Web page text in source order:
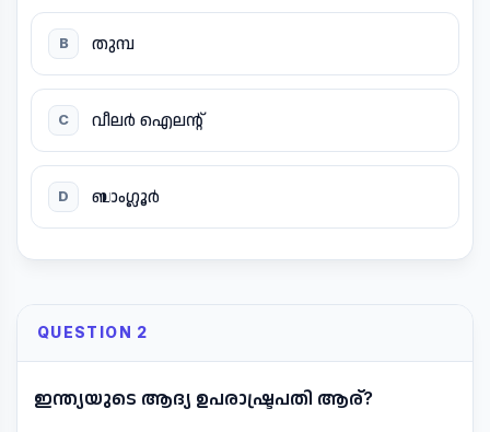
B തുമ്പ
C വീലർ ഐലന്റ്
D ബാംഗ്ലൂർ
QUESTION 2
ഇന്ത്യയുടെ ആദ്യ ഉപരാഷ്ട്രപതി ആര്?